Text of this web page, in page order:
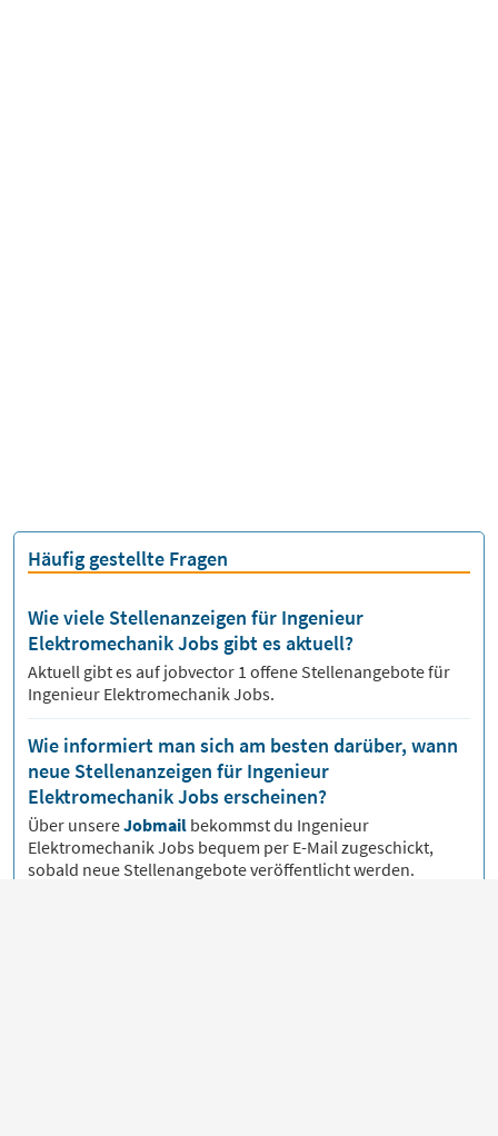
Häufig gestellte Fragen
Wie viele Stellenanzeigen für Ingenieur
Elektromechanik Jobs gibt es aktuell?
Aktuell gibt es auf jobvector 1 offene Stellenangebote für
Ingenieur Elektromechanik Jobs.
Wie informiert man sich am besten darüber, wann
neue Stellenanzeigen für Ingenieur
Elektromechanik Jobs erscheinen?
Über unsereJobmail bekommst du Ingenieur
Elektromechanik Jobs bequem per E-Mail zugeschickt,
sobald neue Stellenangebote veröffentlicht werden.